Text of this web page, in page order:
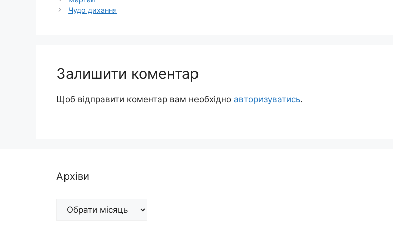
Чудо дихання
Залишити коментар
Щоб відправити коментар вам необхідно авторизуватись.
Архіви
Архіви